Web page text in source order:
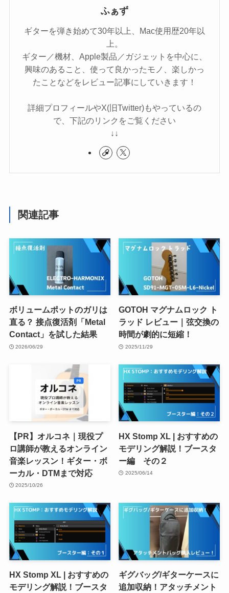
ふぁず
ギターを弾き始めて30年以上、Mac使用歴20年以
上。
ギター／機材、Apple製品／ガジェットを中心に、
興味のあること、使って良かったモノ、楽しかっ
たことなどをレビュー記事にしていきます！
詳細プロフィールやX(旧Twitter)もやっているの
で、下記のリンクをご覧ください
↓↓
関連記事
ボリュームポットのガリは
直る？ 接点復活剤「Metal
Contact」を試した結果
2026/06/29
GOTOH マグナムロック ト
ラッド レビュー｜弦交換の
時間が劇的に短縮！
2025/11/29
【PR】オルコネ｜現役プ
ロ講師が教えるオンライン
音楽レッスン！ギター・ボ
ーカル・DTMまで対応
2025/10/26
HX Stomp XL | おすすめの
モデリング解説！ブースタ
ー編 その２
2025/06/14
HX Stomp XL | おすすめの
モデリング解説！ブースタ
ギグバッグ/ギターケースに
追加収納！アタッチメント